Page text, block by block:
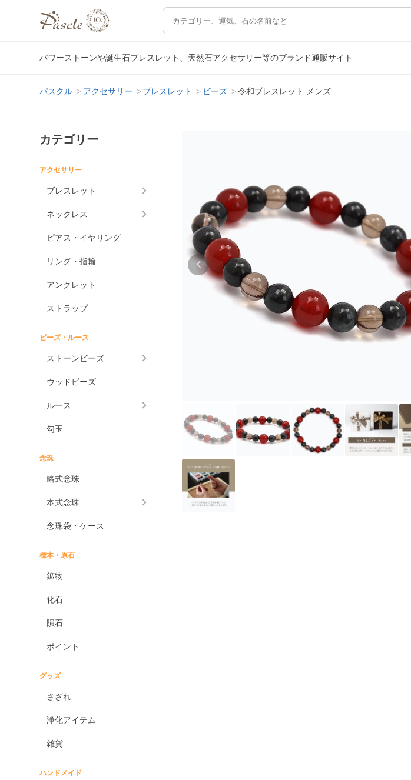
パワーストーンや誕生石ブレスレット、天然石アクセサリー等のブランド通販サイト
パスクル アクセサリー ブレスレット ビーズ 令和ブレスレット メンズ
カテゴリー
アクセサリー
ブレスレット
ネックレス
ピアス・イヤリング
リング・指輪
アンクレット
ストラップ
ビーズ・ルース
ストーンビーズ
ウッドビーズ
ルース
勾玉
念珠
略式念珠
本式念珠
念珠袋・ケース
標本・原石
鉱物
化石
隕石
ポイント
グッズ
さざれ
浄化アイテム
雑貨
ハンドメイド